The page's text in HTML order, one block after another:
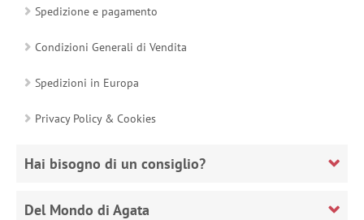
Spedizione e pagamento
Condizioni Generali di Vendita
Spedizioni in Europa
Privacy Policy & Cookies
Hai bisogno di un consiglio?
Del Mondo di Agata